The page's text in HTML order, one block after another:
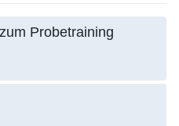
Probetraining